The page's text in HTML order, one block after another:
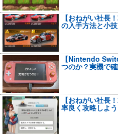
【おねがい社長
の入手方法と小技
【Nintendo
つのか？実機で確
【おねがい社長
率良く攻略しよ